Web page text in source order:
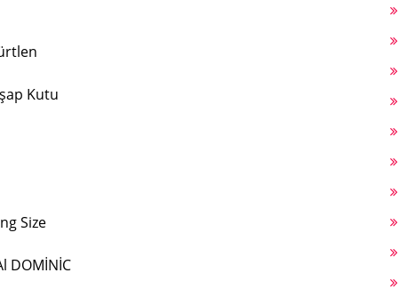
Kutu
Size
DOMİNİC